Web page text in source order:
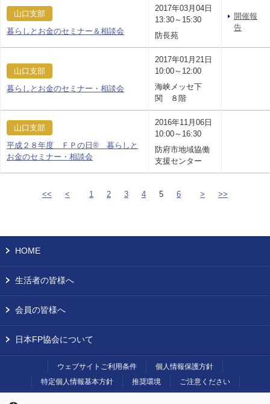
山口支部
暮らしとお金のセミナー＆相談会
2017年03月04日
13:30～15:30
防長苑
開催報
告
山口支部
暮らしとお金のセミナー・相談会
2017年01月21日
10:00～12:00
海峡メッセ下
関 ８階
山口支部
平成２８年度 ＦＰの日® 暮らしと
お金のセミナー・相談会
2016年11月06日
10:00～16:30
防府市地域協働
支援センター
<< < 1 2 3 4 5 6 > >>
HOME
生活者の皆様へ
会員の皆様へ
日本FP協会について
ウェブサイトご利用条件
個人情報保護方針
特定個人情報基本方針
推奨環境 ご注意ください